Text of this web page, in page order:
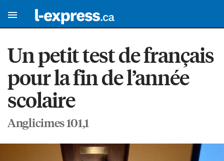
Un petit test de français
pour la fin de l’année
scolaire
Anglicimes 101,1